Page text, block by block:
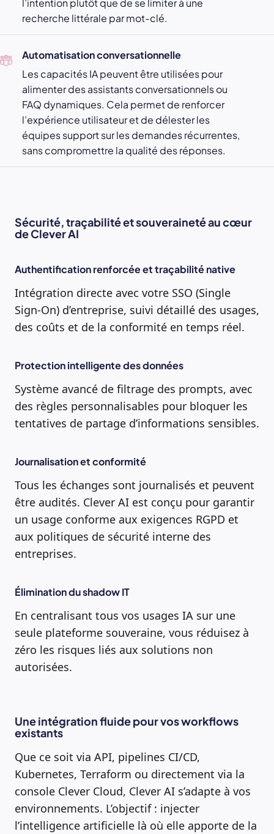
l’intention plutôt que de se limiter à une
recherche littérale par mot-clé.
Automatisation conversationnelle
Les capacités IA peuvent être utilisées pour
alimenter des assistants conversationnels ou
FAQ dynamiques. Cela permet de renforcer
l’expérience utilisateur et de délester les
équipes support sur les demandes récurrentes,
sans compromettre la qualité des réponses.
Sécurité, traçabilité et souveraineté au cœur
de Clever AI
Authentification renforcée et traçabilité native
Intégration directe avec votre SSO (Single
Sign-On) d’entreprise, suivi détaillé des usages,
des coûts et de la conformité en temps réel.
Protection intelligente des données
Système avancé de filtrage des prompts, avec
des règles personnalisables pour bloquer les
tentatives de partage d’informations sensibles.
Journalisation et conformité
Tous les échanges sont journalisés et peuvent
être audités. Clever AI est conçu pour garantir
un usage conforme aux exigences RGPD et
aux politiques de sécurité interne des
entreprises.
Élimination du shadow IT
En centralisant tous vos usages IA sur une
seule plateforme souveraine, vous réduisez à
zéro les risques liés aux solutions non
autorisées.
Une intégration fluide pour vos workflows
existants
Que ce soit via API, pipelines CI/CD,
Kubernetes, Terraform ou directement via la
console Clever Cloud, Clever AI s’adapte à vos
environnements. L’objectif : injecter
l’intelligence artificielle là où elle apporte de la